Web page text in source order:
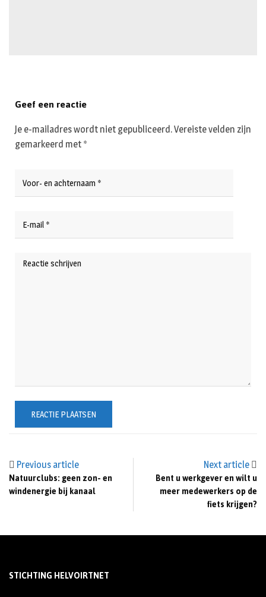
Previous article
Natuurclubs: geen zon- en
windenergie bij kanaal
Next article
Bent u werkgever en wilt u
meer medewerkers op de
fiets krijgen?
Geef een reactie
Je e-mailadres wordt niet gepubliceerd.Vereiste velden zijn
gemarkeerd met *
STICHTING HELVOIRTNET